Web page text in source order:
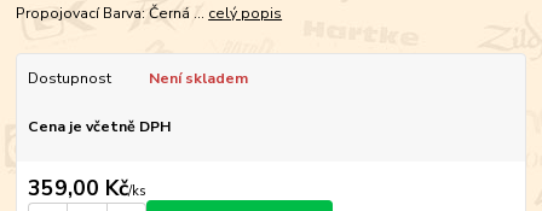
Propojovací Barva: Černá ... celý popis
Dostupnost Není skladem
Cena je včetně DPH
359,00 Kč/ks